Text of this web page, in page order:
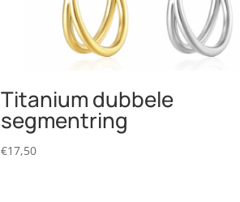
Titanium dubbele
segmentring
€17,50